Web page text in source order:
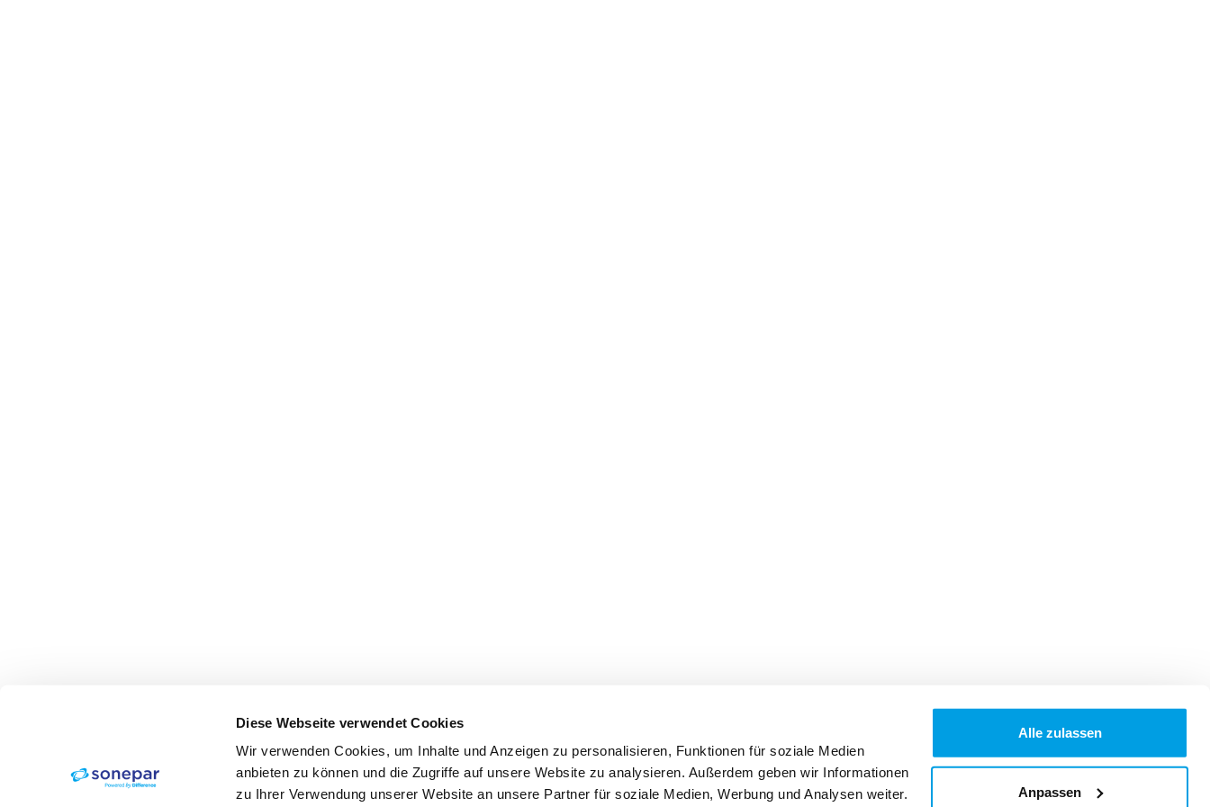
Diese Webseite verwendet Cookies
Wir verwenden Cookies, um Inhalte und Anzeigen zu personalisieren, Funktionen für soziale Medien
anbieten zu können und die Zugriffe auf unsere Website zu analysieren. Außerdem geben wir Informationen
zu Ihrer Verwendung unserer Website an unsere Partner für soziale Medien, Werbung und Analysen weiter.
Alle zulassen
Anpassen